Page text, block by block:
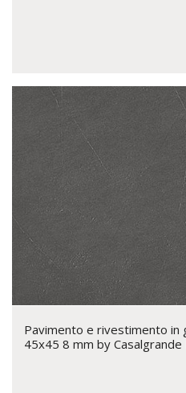
Pavimento e rivestimento
45x45 8 mm by Casalgrande